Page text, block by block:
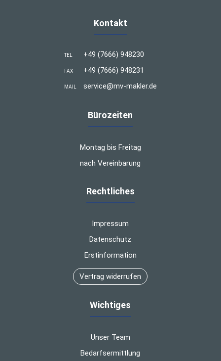
Kontakt
TEL +49 (7666) 948230
FAX +49 (7666) 948231
MAIL service@mv-makler.de
Bürozeiten
Montag bis Freitag
nach Vereinbarung
Rechtliches
Impressum
Datenschutz
Erstinformation
Vertrag widerrufen
Wichtiges
Unser Team
Bedarfsermittlung